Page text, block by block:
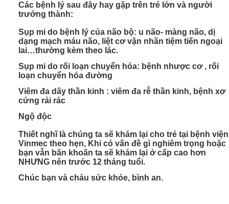
Các bệnh lý sau đây hay gặp trên trẻ lớn và người
trưởng thành:
Sụp mi do bệnh lý của não bộ: u não- màng não, dị
dạng mạch máu não, liệt cơ vận nhãn tiệm tiến ngoại
lai…thường kèm theo lác.
Sụp mi do rối loạn chuyển hóa: bệnh nhược cơ , rối
loạn chuyển hóa đường
Viêm đa dây thần kinh : viêm đa rễ thần kinh, bệnh xơ
cứng rải rác
Ngộ độc
Thiết nghĩ là chúng ta sẽ khám lại cho trẻ tại bệnh viện
Vinmec theo hẹn, Khi có vấn đề gì nghiêm trọng hoặc
bạn vẫn băn khoăn ta sẽ khám lại ở cấp cao hơn
NHƯNG nên trước 12 tháng tuổi.
Chúc bạn và cháu sức khỏe, bình an.